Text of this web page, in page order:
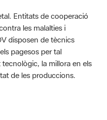
Entitats de cooperació
les malalties i
disposen de tècnics
pagesos per tal
la millora en els
de les produccions.
media es de 0 estrellas de